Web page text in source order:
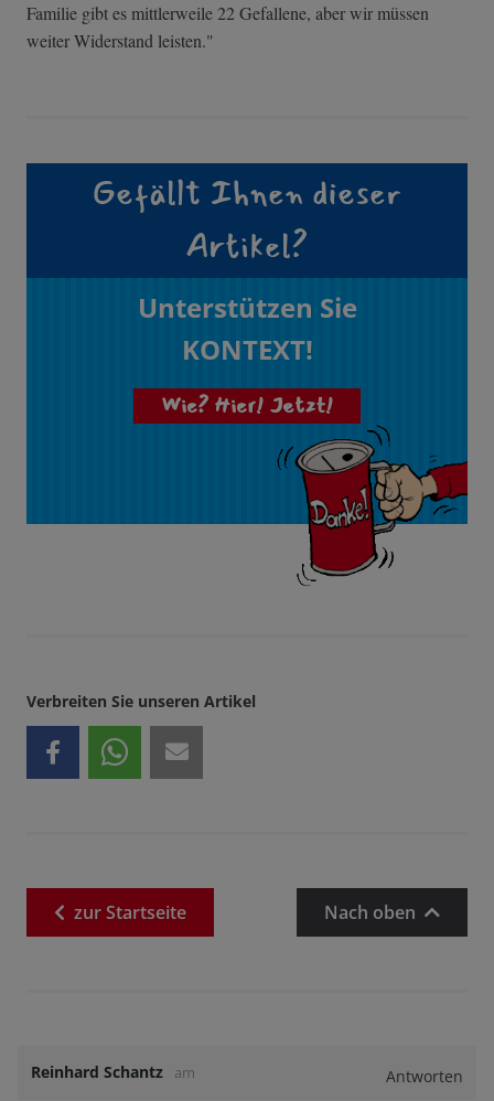
Familie gibt es mittlerweile 22 Gefallene, aber wir müssen
weiter Widerstand leisten."
Gefällt Ihnen dieser
Artikel?
Unterstützen Sie
KONTEXT!
Wie? Hier! Jetzt!
Verbreiten Sie unseren Artikel
zurStartseite Nach oben
Reinhard Schantz am Antworten